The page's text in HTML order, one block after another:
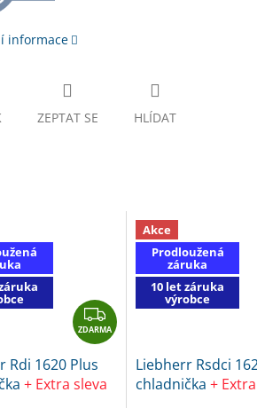
informace
ZEPTAT SE HLÍDAT
Z
D
R
ZDARMA
Rdi 1620 Plus
+ Extra sleva
Akce
Prodloužená
záruka
10 let záruka
výrobce
Liebherr Rsdci
chladnička+